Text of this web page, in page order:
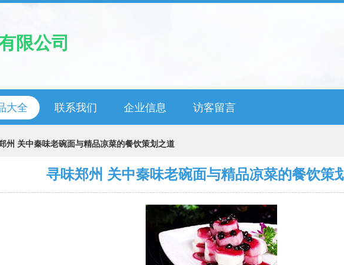
限公司
大全 联系我们 企业信息 访客留言
州 关中秦味老碗面与精品凉菜的餐饮策划之道
寻味郑州 关中秦味老碗面与精品凉菜的餐饮策